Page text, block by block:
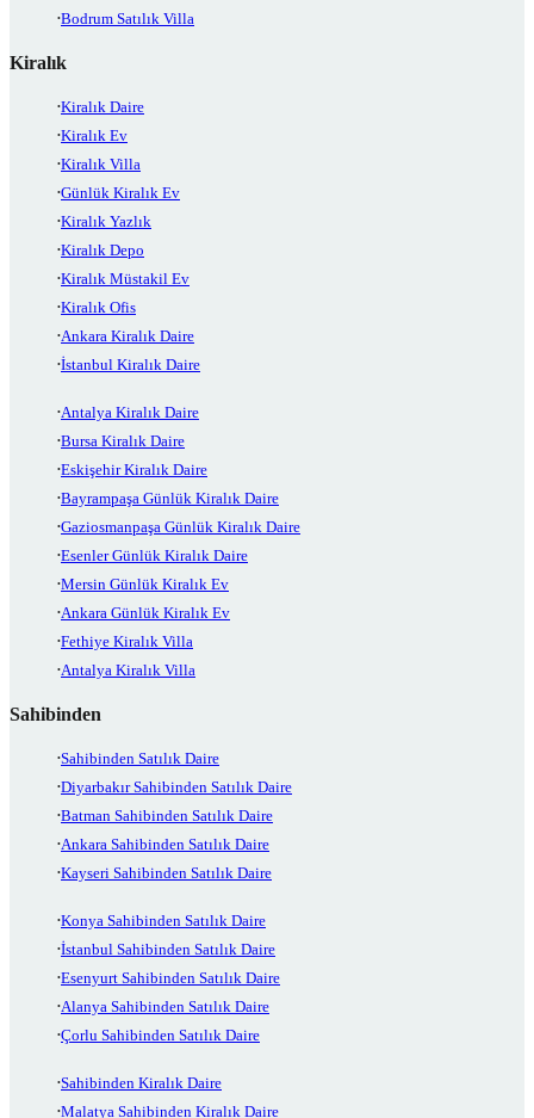
Bodrum Satılık Villa
Kiralık
Kiralık Daire
Kiralık Ev
Kiralık Villa
Günlük Kiralık Ev
Kiralık Yazlık
Kiralık Depo
Kiralık Müstakil Ev
Kiralık Ofis
Ankara Kiralık Daire
İstanbul Kiralık Daire
Antalya Kiralık Daire
Bursa Kiralık Daire
Eskişehir Kiralık Daire
Bayrampaşa Günlük Kiralık Daire
Gaziosmanpaşa Günlük Kiralık Daire
Esenler Günlük Kiralık Daire
Mersin Günlük Kiralık Ev
Ankara Günlük Kiralık Ev
Fethiye Kiralık Villa
Antalya Kiralık Villa
Sahibinden
Sahibinden Satılık Daire
Diyarbakır Sahibinden Satılık Daire
Batman Sahibinden Satılık Daire
Ankara Sahibinden Satılık Daire
Kayseri Sahibinden Satılık Daire
Konya Sahibinden Satılık Daire
İstanbul Sahibinden Satılık Daire
Esenyurt Sahibinden Satılık Daire
Alanya Sahibinden Satılık Daire
Çorlu Sahibinden Satılık Daire
Sahibinden Kiralık Daire
Malatya Sahibinden Kiralık Daire